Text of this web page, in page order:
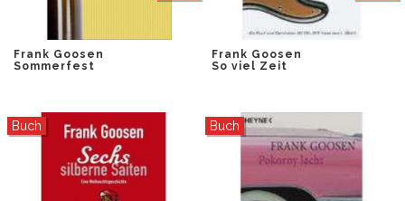
Frank Goosen
Sommerfest
Frank Goosen
So viel Zeit
Buch Buch